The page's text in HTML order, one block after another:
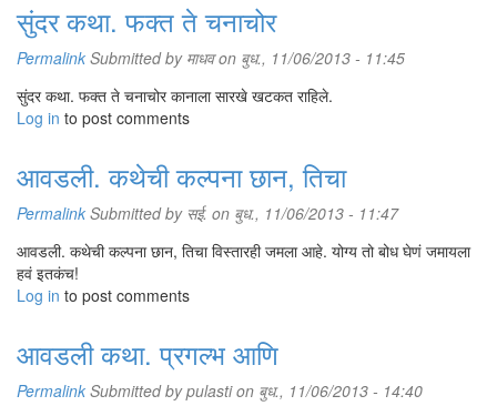
सुंदर कथा. फक्त ते चनाचोर
Permalink Submitted by माधवon बुध., 11/06/2013 - 11:45
सुंदर कथा. फक्त ते चनाचोर कानाला सारखे खटकत राहिले.
Log in to post comments
आवडली. कथेची कल्पना छान, तिचा
Permalink Submitted by सई. on बुध., 11/06/2013 - 11:47
आवडली. कथेची कल्पना छान, तिचा विस्तारही जमला आहे. योग्य तो बोध घेणं जमायला
हवं इतकंच!
Log in to post comments
आवडली कथा. प्रगल्भ आणि
Permalink Submitted bypulastion बुध., 11/06/2013 - 14:40